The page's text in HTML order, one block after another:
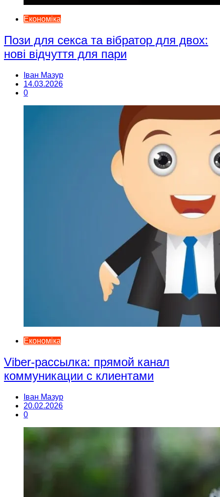
Економіка
Пози для секса та вібратор для двох:
нові відчуття для пари
Іван Мазур
14.03.2026
0
Економіка
Viber-рассылка: прямой канал
коммуникации с клиентами
Іван Мазур
20.02.2026
0